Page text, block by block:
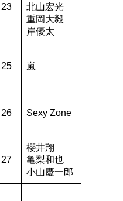
北山宏光
重岡大毅
岸優太
嵐
Sexy Zone
櫻井翔
亀梨和也
小山慶一郎